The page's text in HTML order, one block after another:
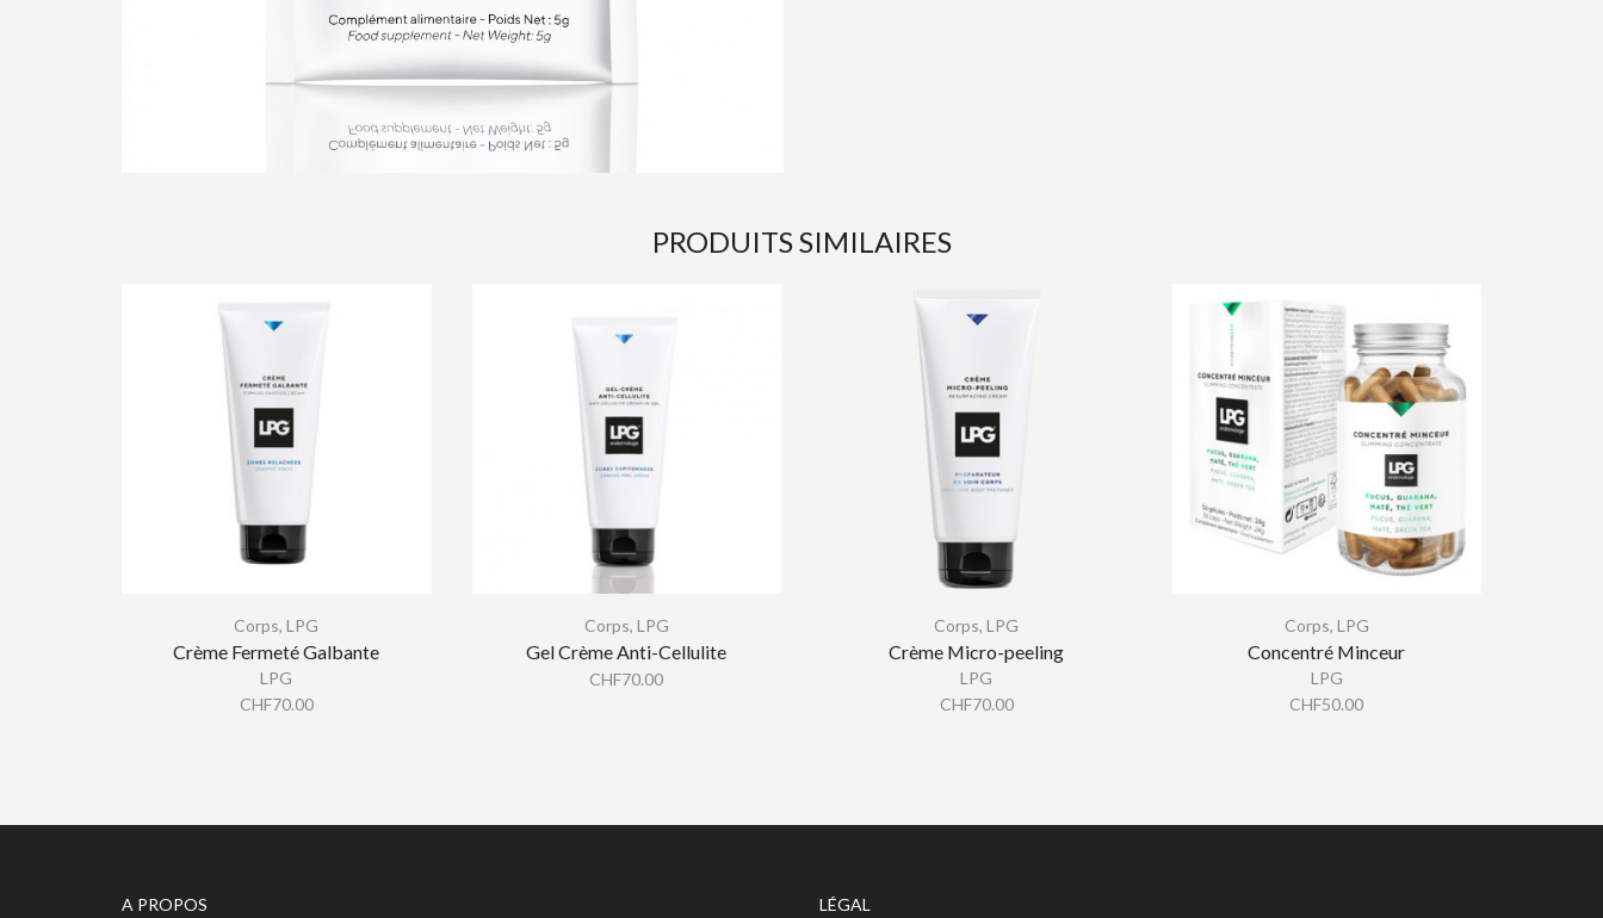
PRODUITS SIMILAIRES
Corps,LPG
Crème Fermeté Galbante
LPG
CHF70.00
Corps, LPG
Gel Crème Anti-Cellulite
CHF70.00
Corps,LPG
Crème Micro-peeling
LPG
CHF70.00
Corps, LPG
Concentré Minceur
LPG
CHF50.00
A PROPOS LÉGAL